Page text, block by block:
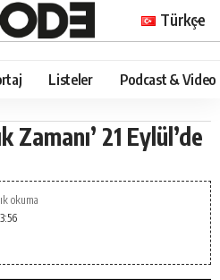
Türkçe
Listeler Podcast & Video
Zamanı’ 21 Eylül’de
okuma